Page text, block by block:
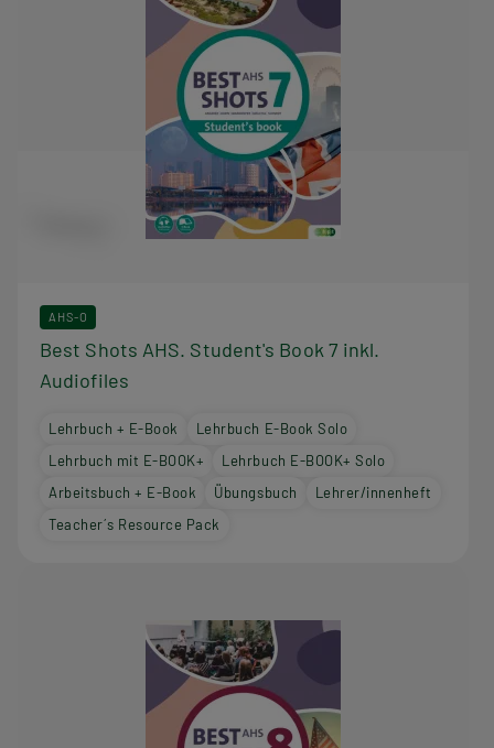
AHS-O
Best Shots AHS. Student's Book 7 inkl.
Audiofiles
Lehrbuch + E-Book
Lehrbuch E-Book Solo
Lehrbuch mit E-BOOK+
Lehrbuch E-BOOK+ Solo
Arbeitsbuch + E-Book
Übungsbuch
Lehrer/innenheft
Teacher´s Resource Pack